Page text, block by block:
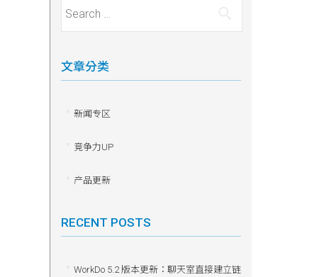
Search for:
文章分类
新闻专区
竞争力UP
产品更新
RECENT POSTS
WorkDo 5.2 版本更新：聊天室直接建立链